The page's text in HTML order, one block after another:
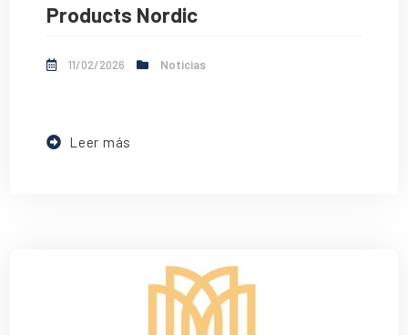
Products Nordic
11/02/2026 Noticias
Leer más